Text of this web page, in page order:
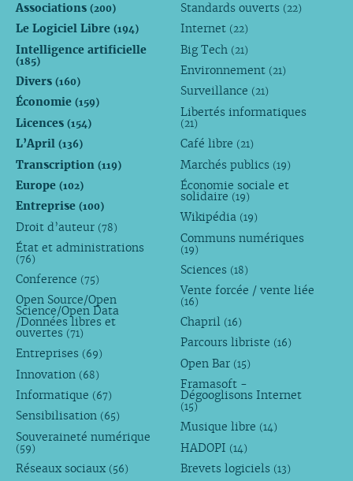
Associations (200)
Le Logiciel Libre (194)
Intelligence artificielle
(185)
Divers (160)
Économie (159)
Licences (154)
L’April (136)
Transcription (119)
Europe (102)
Entreprise (100)
Droit d’auteur (78)
État et administrations
(76)
Conference (75)
Open Source/Open
Science/Open Data
/Données libres et
ouvertes (71)
Entreprises (69)
Innovation (68)
Informatique (67)
Sensibilisation (65)
Souveraineté numérique
(59)
Réseaux sociaux (56)
Standards ouverts (22)
Internet (22)
Big Tech (21)
Environnement (21)
Surveillance (21)
Libertés informatiques
(21)
Café libre (21)
Marchés publics (19)
Économie sociale et
solidaire (19)
Wikipédia (19)
Communs numériques
(19)
Sciences (18)
Vente forcée / vente liée
(16)
Chapril (16)
Parcours libriste (16)
Open Bar (15)
Framasoft -
Dégooglisons Internet
(15)
Musique libre (14)
HADOPI (14)
Brevets logiciels (13)